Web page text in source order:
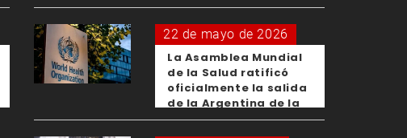
22 de mayo de 2026
La Asamblea Mundial
de la Salud ratificó
oficialmente la salida
de la Argentina de la
OMS